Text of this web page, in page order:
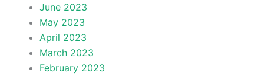
June 2023
May 2023
April 2023
March 2023
February 2023